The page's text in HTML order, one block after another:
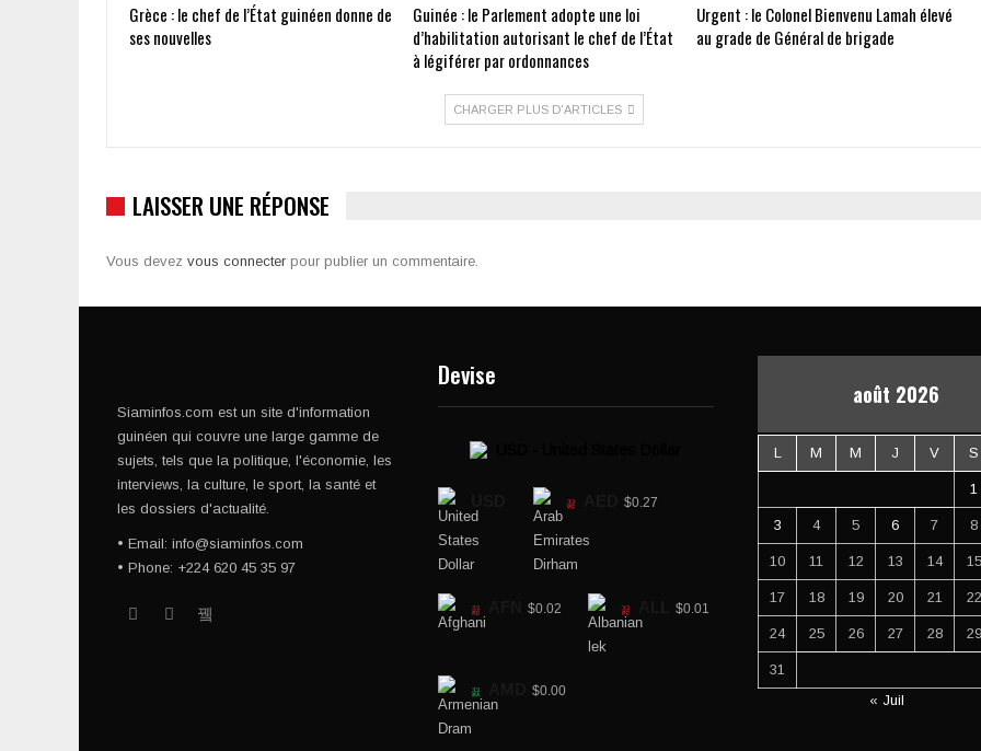
Grèce : le chef de l’État guinéen donne de
ses nouvelles
Guinée : le Parlement adopte une loi
d’habilitation autorisant le chef de l’État
à légiférer par ordonnances
Urgent : le Colonel Bienvenu Lamah élevé
au grade de Général de brigade
CHARGER PLUS D'ARTICLES
LAISSER UNE RÉPONSE
Vous devez vous connecter pour publier un commentaire.
Siaminfos.com est un site d'information
guinéen qui couvre une large gamme de
sujets, tels que la politique, l'économie, les
interviews, la culture, le sport, la santé et
les dossiers d'actualité.
• Email: info@siaminfos.com
• Phone: +224 620 45 35 97
Devise
$0.27
$0.02 $0.01
$0.00
août 2026
L M M J V S
1
3 4 5 6 7 8
10 11 12 13 14 15
17 18 19 20 21 22
24 25 26 27 28 29
31
« Juil